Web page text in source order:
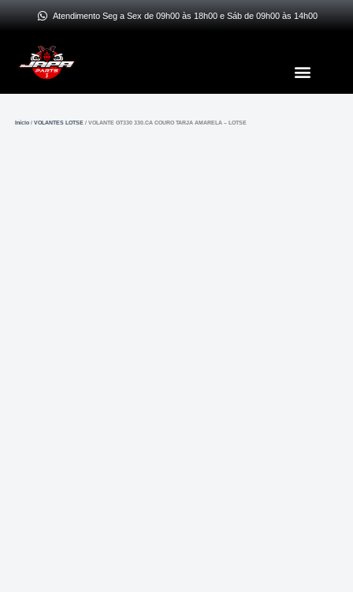
Ir
conteúdo
Atendimento Seg a Sex de 09h00 às 18h00 e Sáb de 09h00 às 14h00
Menu
Início /VOLANTES LOTSE / VOLANTE GT330 330.CA COURO TARJA AMARELA – LOTSE